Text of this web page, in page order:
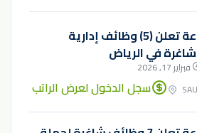
وزارة الصناعة تعلن (5) وظائف إدارية
في الرياض
فبراير 17, 2026
سجل الدخول لعرض الراتب